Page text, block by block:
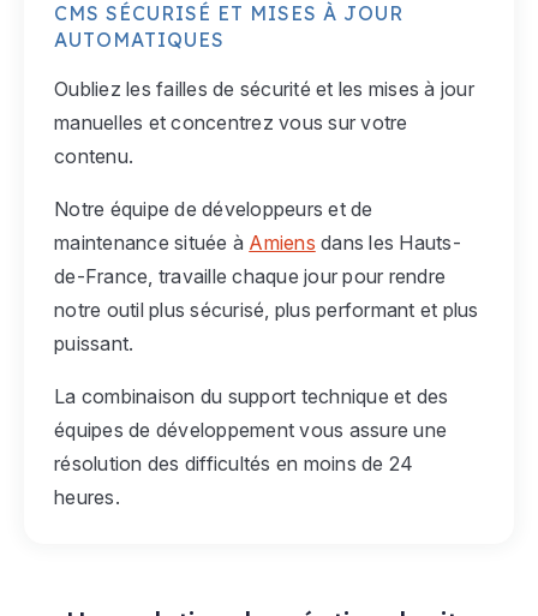
CMS SÉCURISÉ ET MISES À JOUR
AUTOMATIQUES
Oubliez les failles de sécurité et les mises à jour
manuelles et concentrez vous sur votre
contenu.
Notre équipe de développeurs et de
maintenance située à Amiens dans les Hauts-
de-France, travaille chaque jour pour rendre
notre outil plus sécurisé, plus performant et plus
puissant.
La combinaison du support technique et des
équipes de développement vous assure une
résolution des difficultés en moins de 24
heures.